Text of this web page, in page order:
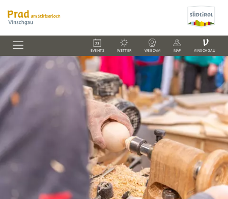
EVENTS WETTER WEBCAM MAP
V
VINSCHGAU